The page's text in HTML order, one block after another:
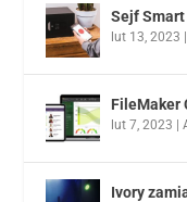
Sejf Smart
lut 13, 2023
FileMaker
lut 7, 2023 |
Ivory